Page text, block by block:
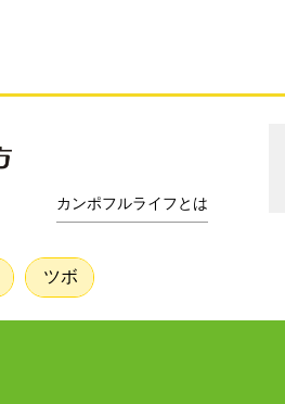
カンポフルライフとは
ツボ